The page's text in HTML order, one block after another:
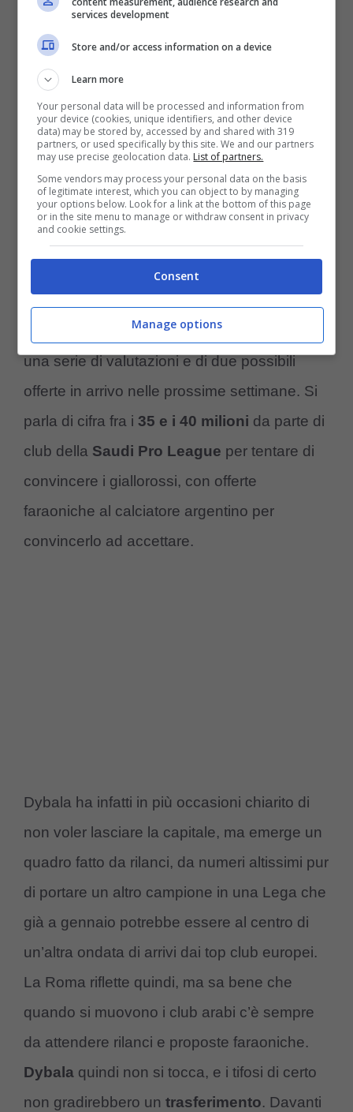
Paulo Dybala (controcalcio.com) – Ansafoto
Secondo quanto riportato da alcuni tabloid
Dybalasarebbe al centro di
una serie di valutazioni e di due possibili
offerte in arrivo nelle prossime settimane. Si
parla di cifra fra i 35 e i 40 milioni da parte di
club della Saudi Pro League per tentare di
convincere i giallorossi, con offerte
faraoniche al calciatore argentino per
convincerlo ad accettare.
Dybala ha infatti in più occasioni chiarito di
non voler lasciare la capitale, ma emerge un
quadro fatto da rilanci, da numeri altissimi pur
di portare un altro campione in una Lega che
già a gennaio potrebbe essere al centro di
un’altra ondata di arrivi dai top club europei.
La Roma riflette quindi, ma sa bene che
quando si muovono i club arabi c’è sempre
da attendere rilanci e proposte faraoniche.
Dybala quindi non si tocca, e i tifosi di certo
non gradirebbero un trasferimento. Davanti
services development
Store and/or access information on a device
Learn more
Your personal data will be processed and information from
your device (cookies, unique identifiers, and other device
data) may be stored by, accessed by and shared with 319
partners, or used specifically by this site. We and our partners
may use precise geolocation data. List of partners.
Some vendors may process your personal data on the basis
of legitimate interest, which you can object to by managing
your options below. Look for a link at the bottom of this page
or in the site menu to manage or withdraw consent in privacy
and cookie settings.
Consent
Manage options